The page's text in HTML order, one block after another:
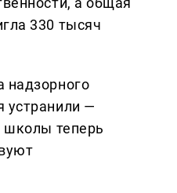
330 тысяч
надзорного
устранили —
школы теперь